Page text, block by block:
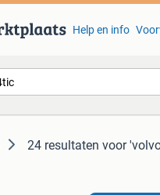
Help en info
24 resultaten voor